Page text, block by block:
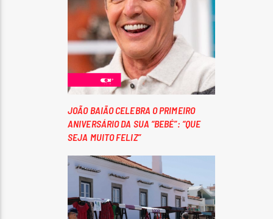
JOÃO BAIÃO CELEBRA O PRIMEIRO
ANIVERSÁRIO DA SUA “BEBÉ”: “QUE
SEJA MUITO FELIZ”